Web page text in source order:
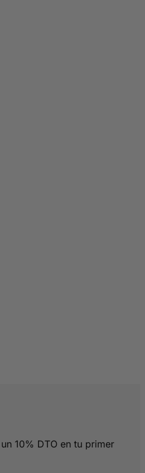
10% DTO en tu primer